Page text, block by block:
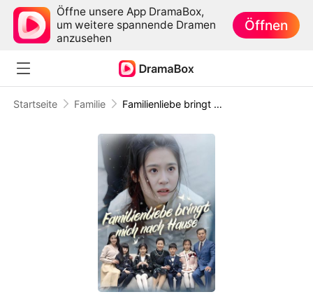
Öffne unsere App DramaBox,
um weitere spannende Dramen
anzusehen
Öffnen
Startseite Familie Familienliebe bringt mich nach Hause